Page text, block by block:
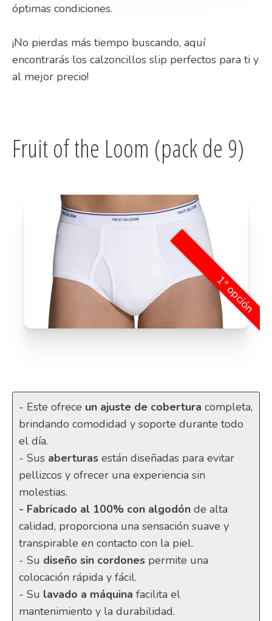
óptimas condiciones.
¡No pierdas más tiempo buscando, aquí
encontrarás los calzoncillos slip perfectos para ti y
al mejor precio!
1ª opción
Fruit of the Loom (pack de 9)
- Este ofrece un ajuste de cobertura completa,
brindando comodidad y soporte durante todo
el día.
- Sus aberturas están diseñadas para evitar
pellizcos y ofrecer una experiencia sin
molestias.
- Fabricado al 100% con algodón de alta
calidad, proporciona una sensación suave y
transpirable en contacto con la piel.
- Su diseño sin cordones permite una
colocación rápida y fácil.
- Su lavado a máquina facilita el
mantenimiento y la durabilidad.